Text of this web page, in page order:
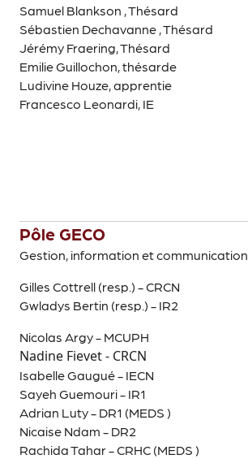
Samuel Blankson , Thésard
Sébastien Dechavanne , Thésard
Jérémy Fraering, Thésard
Emilie Guillochon, thésarde
Ludivine Houze, apprentie
Francesco Leonardi, IE
Pôle GECO
Gestion, information et communication
Gilles Cottrell (resp.) - CRCN
Gwladys Bertin (resp.) - IR2
Nicolas Argy - MCUPH
Nadine Fievet - CRCN
Isabelle Gaugué - IECN
Sayeh Guemouri - IR1
Adrian Luty - DR1 (MEDS )
Nicaise Ndam - DR2
Rachida Tahar - CRHC (MEDS )